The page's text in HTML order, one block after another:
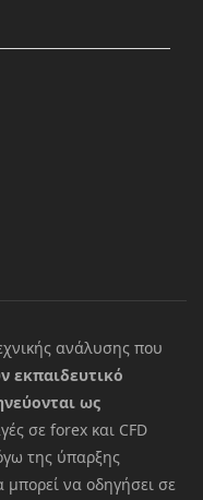
ανάλυσης που
εκπαιδευτικό
ως
σε forex και CFD
της ύπαρξης
να οδηγήσει σε